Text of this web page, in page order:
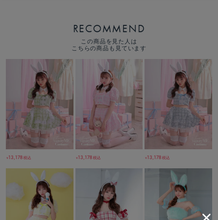
RECOMMEND
この商品を見た人は
こちらの商品も見ています
￥13,178税込 ￥13,178税込 ￥13,178 税込